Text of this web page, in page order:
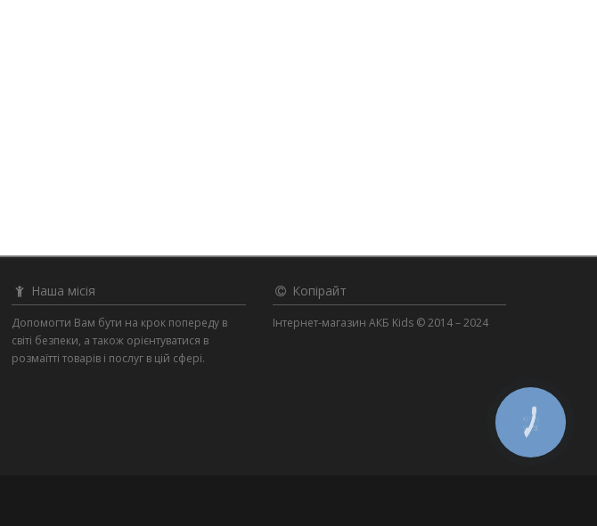
Наша місія
Допомогти Вам бути на крок попереду в
світі безпеки, а також орієнтуватися в
розмаїтті товарів і послуг в цій сфері.
Копірайт
Інтернет-магазин АКБ Kids © 2014 – 2024
КНОПКА
ЗВ'ЯЗКУ